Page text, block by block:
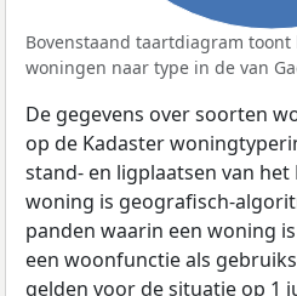
Bovenstaand taartdiagram
woningen naar type in de van
De gegevens over soorten
op de Kadaster
stand- en ligplaatsen van het
woning is geografisch-
panden waarin een woning
een woonfunctie als
gelden voor de situatie op 1